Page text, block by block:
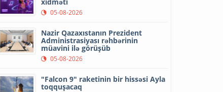
05-08-2026
Nazir Qazaxıstanın Prezident
Administrasiyası rəhbərinin
müavini ilə görüşüb
05-08-2026
"Falcon 9" raketinin bir hissəsi Ayla
toqquşacaq